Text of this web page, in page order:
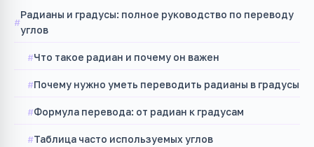
Радианы и градусы: полное руководство по переводу
углов
Что такое радиан и почему он важен
Почему нужно уметь переводить радианы в градусы
Формула перевода: от радиан к градусам
Таблица часто используемых углов